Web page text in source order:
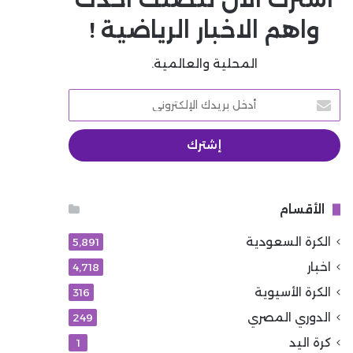
واهم الاخبار الرياضية !
المحلية والعالمية.
أدخل
بريدك
الإلكتروني
الأقسام
الكرة السعودية 5٬891
اخبار 4٬718
الكرة الأسيوية 316
الدوري المصري 249
كرة اليد 1